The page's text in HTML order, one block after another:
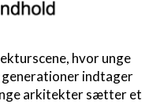
hvor unge
indtager
arkitekter sætter et